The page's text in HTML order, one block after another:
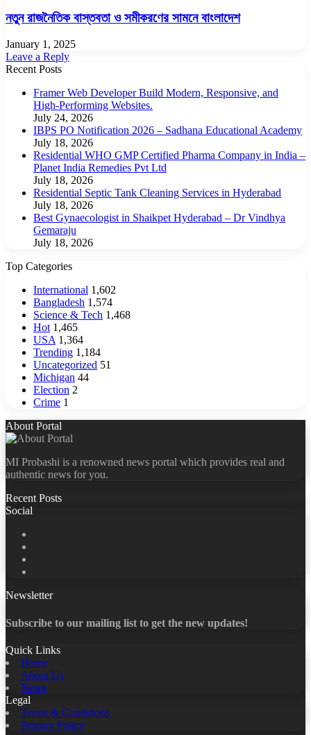
নতুন রাজনৈতিক বাস্তবতা ও সমীকরণের সামনে বাংলাদেশ
January 1, 2025
Leave a Reply
Recent Posts
Framer Web Developer Build Modern, Responsive, and
High-Performing Websites.
July 24, 2026
IBPS PO Notification 2026 – Sadhana Educational Academy
July 18, 2026
Residential WHO GMP Certified Pharma Company in India –
Planet India Remedies Pvt Ltd
July 18, 2026
Residential Septic Tank Cleaning Services in Hyderabad
July 18, 2026
Best Gynaecologist in Shaikpet Hyderabad – Dr Vindhya
Gemaraju
July 18, 2026
Top Categories
International 1,602
Bangladesh 1,574
Science & Tech 1,468
Hot 1,465
USA 1,364
Trending 1,184
Uncategorized 51
Michigan 44
Election 2
Crime 1
About Portal
MI Probashi is a renowned news portal which provides real and
authentic news for you.
Recent Posts
Social
Newsletter
Subscribe to our mailing list to get the new updates!
Quick Links
Home
About Us
News
Legal
Terms & Conditions
Privacy Policy